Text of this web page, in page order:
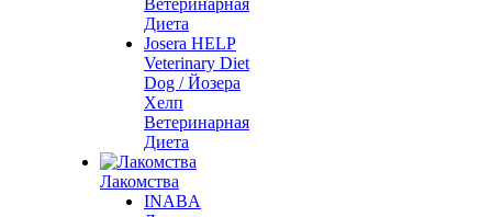
Ветеринарная
Диета
Josera HELP
Veterinary Diet
Dog / Йозера
Хелп
Ветеринарная
Диета
Лакомства
INABA